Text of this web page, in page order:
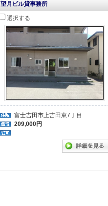
望月ビル貸事務所
選択する
富士吉田市上吉田東7丁目
209,000円